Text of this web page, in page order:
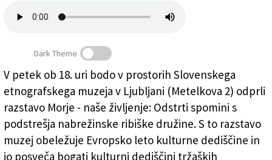
Spomini s podstrešja nabrežinske ribiške družine
Dark Theme
V petek ob 18. uri bodo v prostorih Slovenskega
etnografskega muzeja v Ljubljani (Metelkova 2) odprli
razstavo Morje - naše življenje: Odstrti spomini s
podstrešja nabrežinske ribiške družine. S to razstavo
muzej obeležuje Evropsko leto kulturne dediščine in
jo posveča bogati kulturni dediščini tržaških